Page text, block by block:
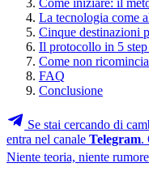
La tecnologia come
Cinque destinazioni
Il protocollo in 5
Come non
FAQ
Conclusione
Se stai cercando di
entra nel canale Telegram.
Niente teoria, niente